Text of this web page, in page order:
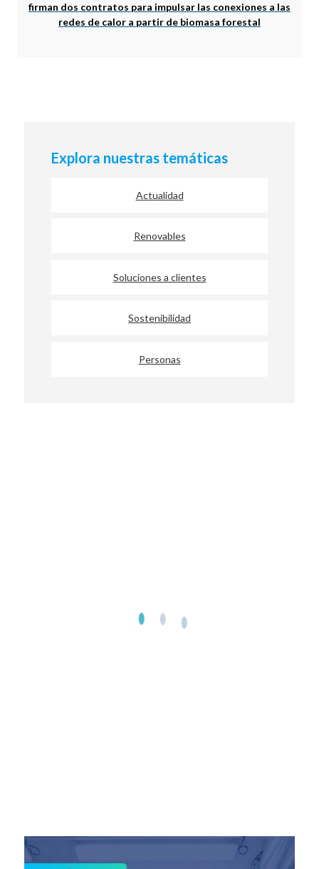
firman dos contratos para impulsar las conexiones a las
redes de calor a partir de biomasa forestal
Explora nuestras temáticas
Actualidad
Renovables
Soluciones a clientes
Sostenibilidad
Personas